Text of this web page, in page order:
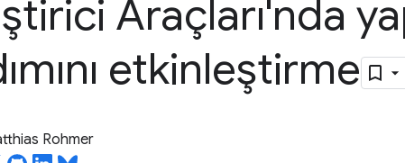
Araçları'nda
etkinleştirme
Rohmer